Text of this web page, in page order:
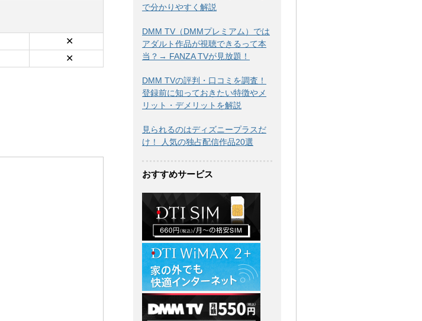
✕
✕
で分かりやすく解説
DMM TV（DMMプレミアム）では
アダルト作品が視聴できるって本
当？→ FANZA TVが見放題！
DMM TVの評判・口コミを調査！
登録前に知っておきたい特徴やメ
リット・デメリットを解説
見られるのはディズニープラスだ
け！ 人気の独占配信作品20選
おすすめサービス